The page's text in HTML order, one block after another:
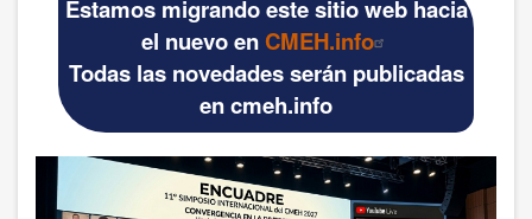
DOCUMENTOS BÁSICOS
Official materials
WCHS
Estamos migrando este sitio web hacia
el nuevo en CMEH.info
Todas las novedades serán publicadas
en cmeh.info